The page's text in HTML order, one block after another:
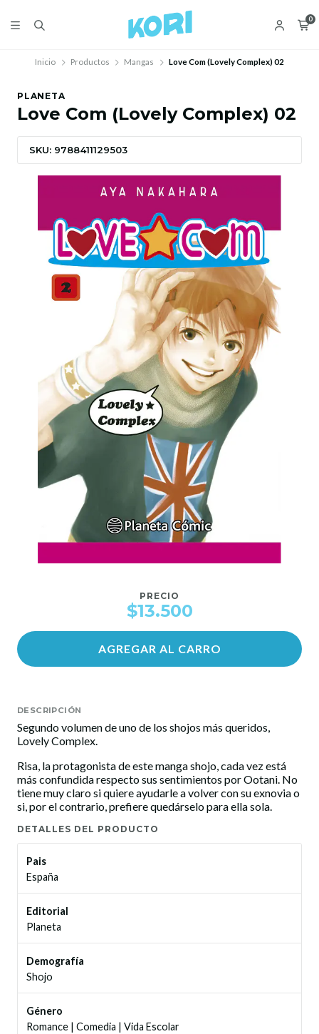
0
Inicio Productos Mangas Love Com (Lovely Complex) 02
PLANETA
Love Com (Lovely Complex) 02
SKU: 9788411129503
PRECIO
$13.500
AGREGAR AL CARRO
DESCRIPCIÓN
Segundo volumen de uno de los shojos más queridos,
Lovely Complex.
Risa, la protagonista de este manga shojo, cada vez está
más confundida respecto sus sentimientos por Ootani. No
tiene muy claro si quiere ayudarle a volver con su exnovia o
si, por el contrario, prefiere quedárselo para ella sola.
DETALLES DEL PRODUCTO
Pais
España
Editorial
Planeta
Demografía
Shojo
Género
Romance | Comedia | Vida Escolar